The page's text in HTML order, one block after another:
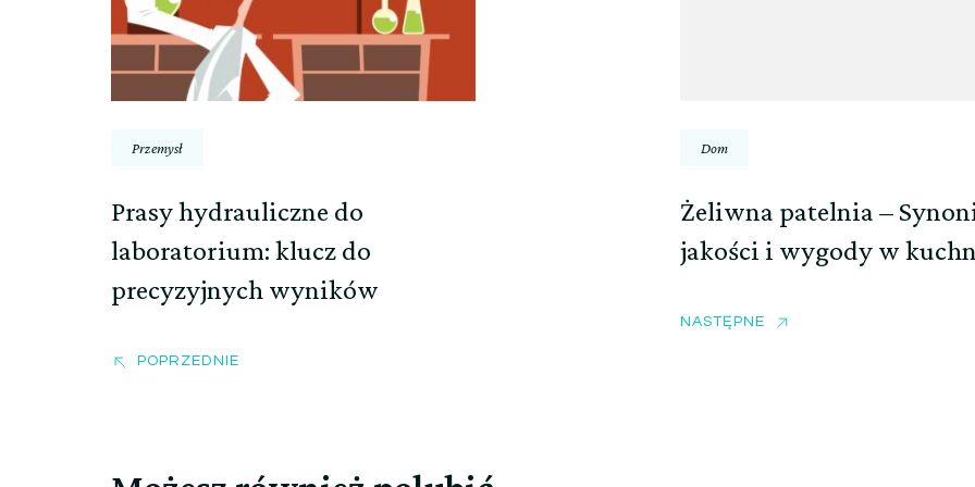
Przemysł
Prasy hydrauliczne do
laboratorium: klucz do
precyzyjnych wyników
POPRZEDNIE
Dom
Żeliwna patelnia –
jakości i wygody w
NASTĘPNE